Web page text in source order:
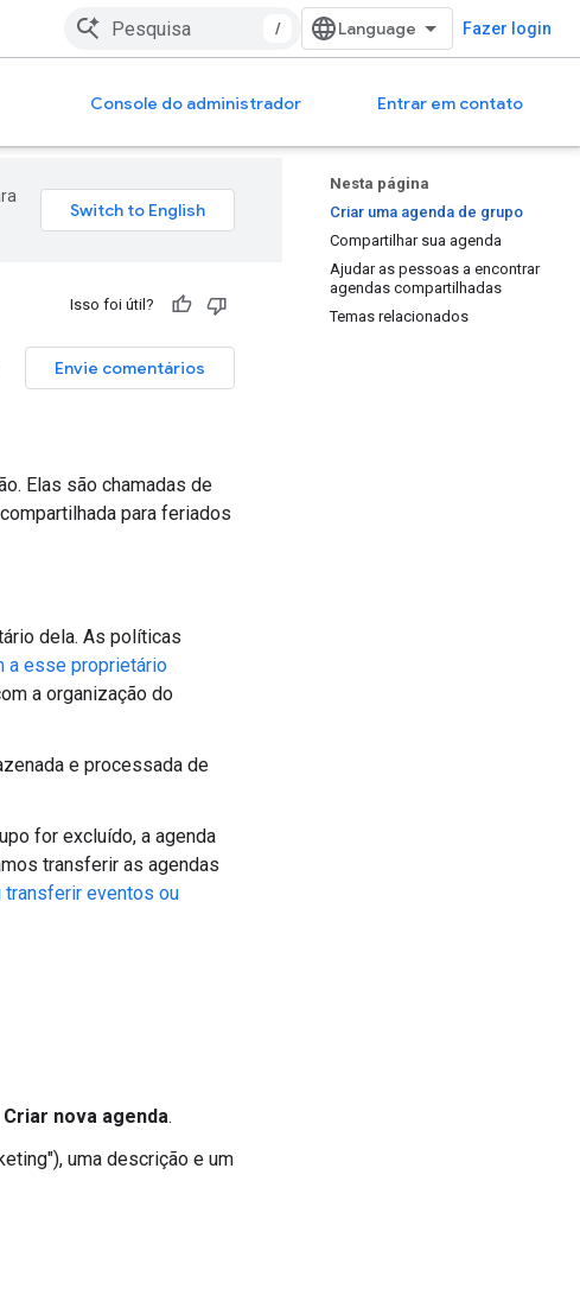
/ Fazer login
Console do administrador Entrar em contato
Nesta página
Criar uma agenda de grupo
Compartilhar sua agenda
Ajudar as pessoas a encontrar
agendas compartilhadas
Temas relacionados
Isso foi útil?
Envie comentários
Elas são chamadas de
para feriados
dela. As políticas
a esse proprietário
a organização do
e processada de
for excluído, a agenda
transferir as agendas
transferir eventos ou
Criar nova agenda.
uma descrição e um